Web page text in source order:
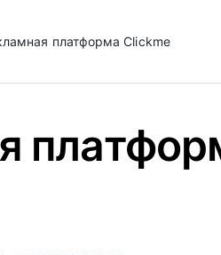
платформа Clickme